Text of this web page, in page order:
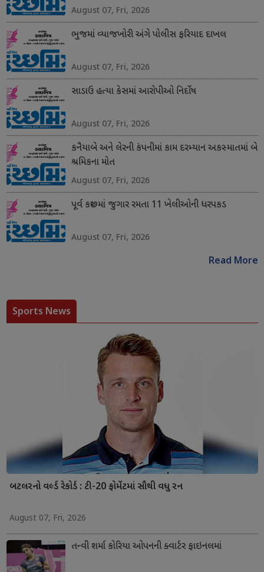
August 07, Fri, 2026
ભુજમાં વ્યાજખોરી અંગે પોલીસ ફરિયાદ દાખલ
August 07, Fri, 2026
સાડાઉ હત્યા કેસમાં આરોપીઓ નિર્દોષ
August 07, Fri, 2026
કનૈયાબે અને લેરની કંપનીમાં કામ દરમ્યાન અકસ્માતમાં બે
શ્રમિકના મોત
August 07, Fri, 2026
પૂર્વ કચ્છમાં જુગાર રમતા 11 ખેલીઓની ધરપકડ
August 07, Fri, 2026
Read More
Sports News
બટલરનો વર્લ્ડ રેકોર્ડ : ટી-20 ફોર્મેટમાં સૌથી વધુ રન
August 07, Fri, 2026
તન્વી શર્મા કોરિયા ઓપનની ક્વાર્ટર ફાઇનલમાં